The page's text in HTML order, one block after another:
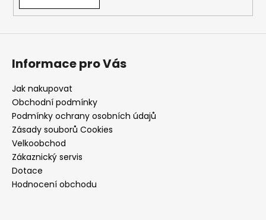
Informace pro Vás
Jak nakupovat
Obchodní podmínky
Podmínky ochrany osobních údajů
Zásady souborů Cookies
Velkoobchod
Zákaznický servis
Dotace
Hodnocení obchodu